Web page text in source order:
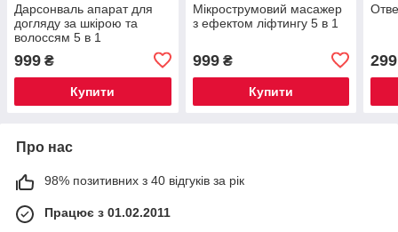
Дарсонваль апарат для
догляду за шкірою та
волоссям 5 в 1
999 ₴
Купити
Мікрострумовий масажер
з ефектом ліфтингу 5 в 1
999₴
Купити
299
Про нас
98% позитивних з 40 відгуків за рік
Працює з 01.02.2011